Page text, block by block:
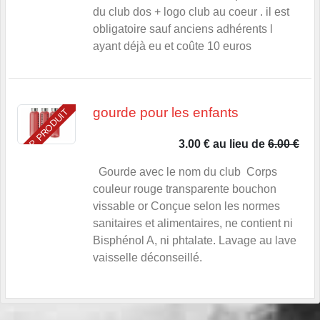
du club dos + logo club au coeur . il est
obligatoire sauf anciens adhérents l
ayant déjà eu et coûte 10 euros
TOP PRODUIT gourde pour les enfants
3.00 € au lieu de 6.00 €
Gourde avec le nom du club Corps
couleur rouge transparente bouchon
vissable or Conçue selon les normes
sanitaires et alimentaires, ne contient ni
Bisphénol A, ni phtalate. Lavage au lave
vaisselle déconseillé.